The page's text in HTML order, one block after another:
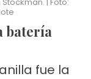
batería
fue la